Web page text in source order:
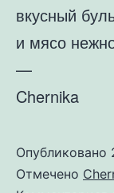
вкусный
и мясо
—
Chernika
Опубликовано
Отмечено